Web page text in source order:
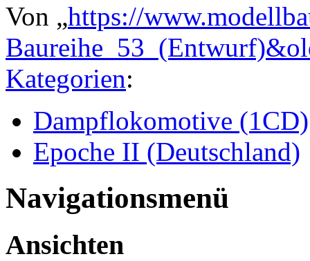
Von „https://
Kategorien:
Dampflokomotive (1CD)
Epoche II (Deutschland)
Navigationsmenü
Ansichten